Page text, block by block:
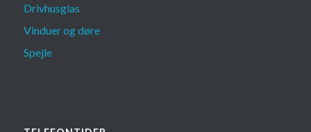
Drivhusglas
Vinduer og døre
Spejle